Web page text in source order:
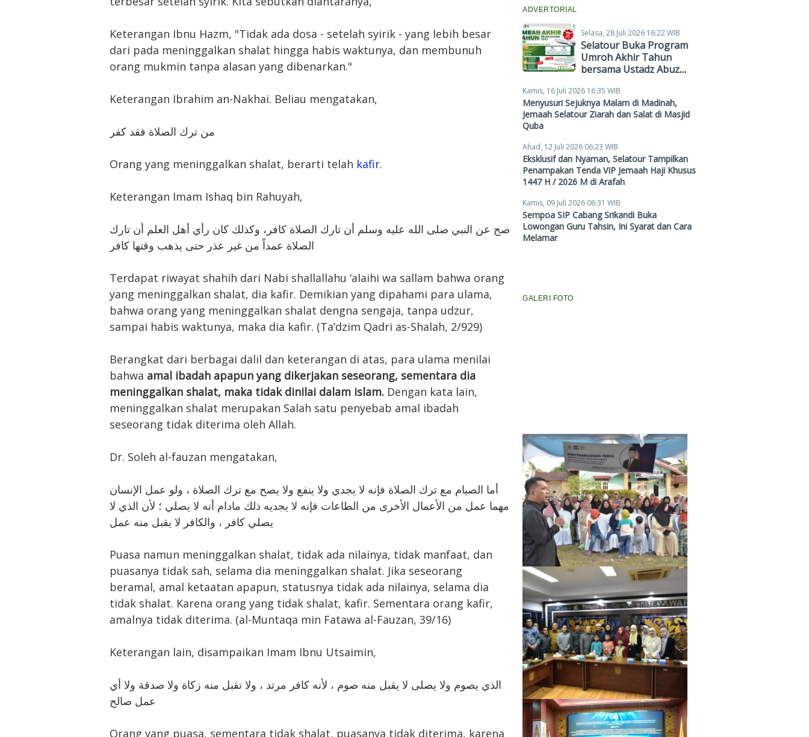
Keterangan Ibnu Hazm, "Tidak ada dosa - setelah syirik - yang lebih besar
dari pada meninggalkan shalat hingga habis waktunya, dan membunuh
orang mukmin tanpa alasan yang dibenarkan."
Keterangan Ibrahim an-Nakhai. Beliau mengatakan,
من ترك الصلاة فقد كفر
Orang yang meninggalkan shalat, berarti telah kafir.
Keterangan Imam Ishaq bin Rahuyah,
صح عن النبي صلى الله عليه وسلم أن تارك الصلاة كافر، وكذلك كان رأي أهل العلم أن تارك
الصلاة عمداً من غير عذر حتى يذهب وقتها كافر
Terdapat riwayat shahih dari Nabi shallallahu ‘alaihi wa sallam bahwa orang
yang meninggalkan shalat, dia kafir. Demikian yang dipahami para ulama,
bahwa orang yang meninggalkan shalat dengna sengaja, tanpa udzur,
sampai habis waktunya, maka dia kafir. (Ta’dzim Qadri as-Shalah, 2/929)
Berangkat dari berbagai dalil dan keterangan di atas, para ulama menilai
bahwa amal ibadah apapun yang dikerjakan seseorang, sementara dia
meninggalkan shalat, maka tidak dinilai dalam islam. Dengan kata lain,
meninggalkan shalat merupakan Salah satu penyebab amal ibadah
seseorang tidak diterima oleh Allah.
Dr. Soleh al-fauzan mengatakan,
أما الصيام مع ترك الصلاة فإنه لا يجدي ولا ينفع ولا يصح مع ترك الصلاة ، ولو عمل الإنسان
مهما عمل من الأعمال الأخرى من الطاعات فإنه لا يجديه ذلك مادام أنه لا يصلي ؛ لأن الذي لا
يصلي كافر ، والكافر لا يقبل منه عمل
Puasa namun meninggalkan shalat, tidak ada nilainya, tidak manfaat, dan
puasanya tidak sah, selama dia meninggalkan shalat. Jika seseorang
beramal, amal ketaatan apapun, statusnya tidak ada nilainya, selama dia
tidak shalat. Karena orang yang tidak shalat, kafir. Sementara orang kafir,
amalnya tidak diterima. (al-Muntaqa min Fatawa al-Fauzan, 39/16)
Keterangan lain, disampaikan Imam Ibnu Utsaimin,
الذي يصوم ولا يصلى لا يقبل منه صوم ، لأنه كافر مرتد ، ولا تقبل منه زكاة ولا صدقة ولا أي
عمل صالح
Orang yang puasa, sementara tidak shalat, puasanya tidak diterima, karena
ADVERTORIAL
Selasa, 28 Juli 2026 16:22 WIB
Selatour Buka Program
Umroh Akhir Tahun
bersama Ustadz Abuz
Mulai Rp38,4 Juta
Kamis, 16 Juli 2026 16:35 WIB
Menyusuri Sejuknya Malam di Madinah,
Jemaah Selatour Ziarah dan Salat di Masjid
Quba
Ahad, 12 Juli 2026 06:23 WIB
Eksklusif dan Nyaman, Selatour Tampilkan
Penampakan Tenda VIP Jemaah Haji Khusus
1447 H / 2026 M di Arafah
Kamis, 09 Juli 2026 06:31 WIB
Sempoa SIP Cabang Srikandi Buka
Lowongan Guru Tahsin, Ini Syarat dan Cara
Melamar
GALERI FOTO